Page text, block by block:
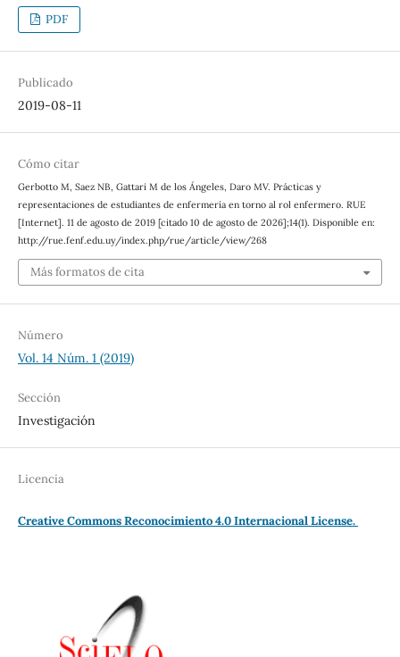
PDF
Publicado
2019-08-11
Cómo citar
Gerbotto M, Saez NB, Gattari M de los Ángeles, Daro MV. Prácticas y
representaciones de estudiantes de enfermería en torno al rol enfermero. RUE
[Internet]. 11 de agosto de 2019 [citado 10 de agosto de 2026];14(1). Disponible en:
http://rue.fenf.edu.uy/index.php/rue/article/view/268
Más formatos de cita
Número
Vol. 14 Núm. 1 (2019)
Sección
Investigación
Licencia
Creative Commons Reconocimiento 4.0 Internacional License.